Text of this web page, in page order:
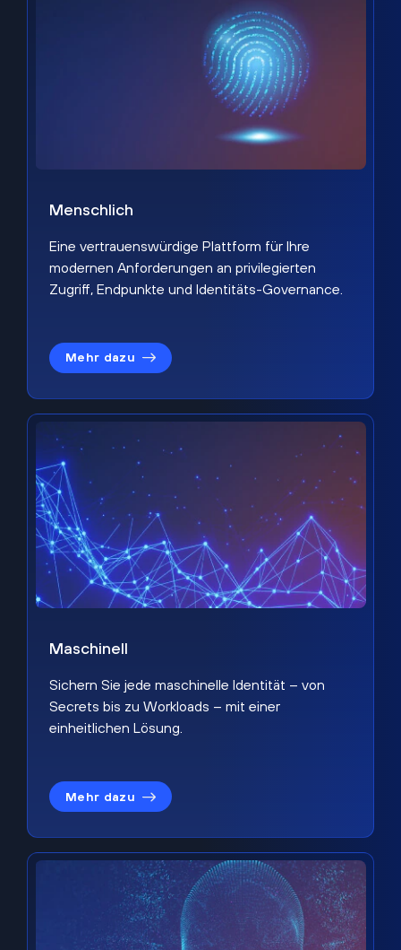
Menschlich
Eine vertrauenswürdige Plattform für Ihre
modernen Anforderungen an privilegierten
Zugriff, Endpunkte und Identitäts-Governance.
Mehr dazu
Maschinell
Sichern Sie jede maschinelle Identität – von
Secrets bis zu Workloads – mit einer
einheitlichen Lösung.
Mehr dazu